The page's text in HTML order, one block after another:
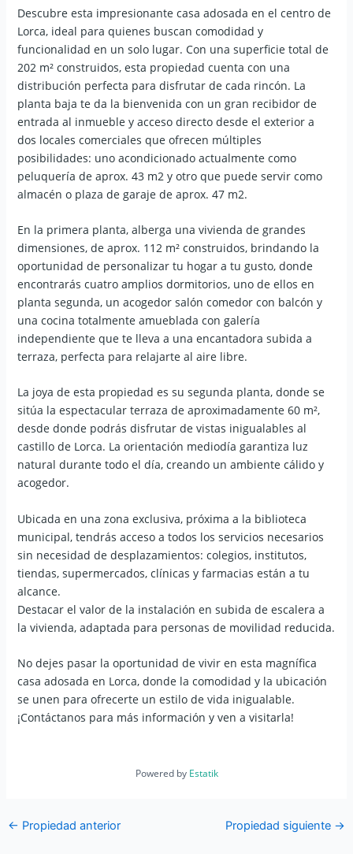
Descubre esta impresionante casa adosada en el centro de
Lorca, ideal para quienes buscan comodidad y
funcionalidad en un solo lugar. Con una superficie total de
202 m² construidos, esta propiedad cuenta con una
distribución perfecta para disfrutar de cada rincón. La
planta baja te da la bienvenida con un gran recibidor de
entrada al inmueble y acceso directo desde el exterior a
dos locales comerciales que ofrecen múltiples
posibilidades: uno acondicionado actualmente como
peluquería de aprox. 43 m2 y otro que puede servir como
almacén o plaza de garaje de aprox. 47 m2.
En la primera planta, alberga una vivienda de grandes
dimensiones, de aprox. 112 m² construidos, brindando la
oportunidad de personalizar tu hogar a tu gusto, donde
encontrarás cuatro amplios dormitorios, uno de ellos en
planta segunda, un acogedor salón comedor con balcón y
una cocina totalmente amueblada con galería
independiente que te lleva a una encantadora subida a
terraza, perfecta para relajarte al aire libre.
La joya de esta propiedad es su segunda planta, donde se
sitúa la espectacular terraza de aproximadamente 60 m²,
desde donde podrás disfrutar de vistas inigualables al
castillo de Lorca. La orientación mediodía garantiza luz
natural durante todo el día, creando un ambiente cálido y
acogedor.
Ubicada en una zona exclusiva, próxima a la biblioteca
municipal, tendrás acceso a todos los servicios necesarios
sin necesidad de desplazamientos: colegios, institutos,
tiendas, supermercados, clínicas y farmacias están a tu
alcance.
Destacar el valor de la instalación en subida de escalera a
la vivienda, adaptada para personas de movilidad reducida.
No dejes pasar la oportunidad de vivir en esta magnífica
casa adosada en Lorca, donde la comodidad y la ubicación
se unen para ofrecerte un estilo de vida inigualable.
¡Contáctanos para más información y ven a visitarla!
Powered by Estatik
← Propiedad anterior Propiedad siguiente →